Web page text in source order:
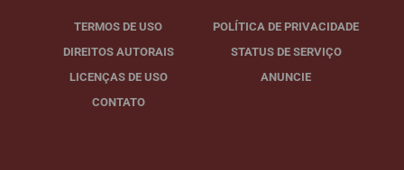
TERMOS DE USO
POLÍTICA DE PRIVACIDADE
DIREITOS AUTORAIS
STATUS DE SERVIÇO
LICENÇAS DE USO
ANUNCIE
CONTATO